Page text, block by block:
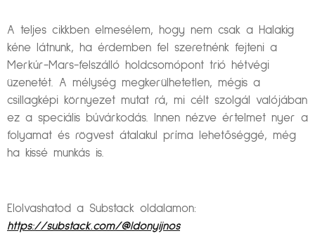
A teljes cikkben elmesélem, hogy nem csak a Halakig
kéne látnunk, ha érdemben fel szeretnénk fejteni a
Merkúr-Mars-felszálló holdcsomópont trió hétvégi
üzenetét. A mélység megkerülhetetlen, mégis a
csillagképi környezet mutat rá, mi célt szolgál valójában
ez a speciális búvárkodás. Innen nézve értelmet nyer a
folyamat és rögvest átalakul príma lehetőséggé, még
ha kissé munkás is.
Elolvashatod a Substack oldalamon:
https://substack.com/@ldonyijnos